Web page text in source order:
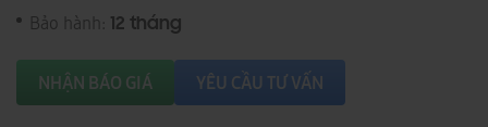
Bảo hành:
12 tháng
NHẬN BÁO GIÁ YÊU CẦU TƯ VẤN